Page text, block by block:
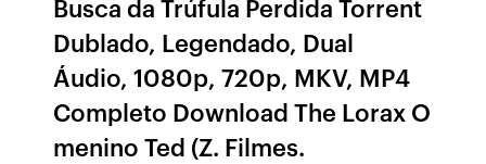
Busca da Trúfula Perdida Torrent
Dublado, Legendado, Dual
Áudio, 1080p, 720p, MKV, MP4
Completo Download The Lorax O
menino Ted (Z. Filmes.